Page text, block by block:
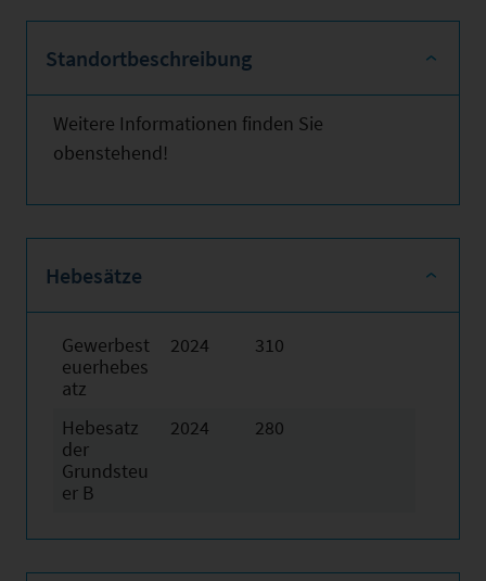
Standortbeschreibung
Weitere Informationen finden Sie
obenstehend!
Hebesätze
Gewerbest
euerhebes
atz
2024 310
Hebesatz
der
Grundsteu
er B
2024 280